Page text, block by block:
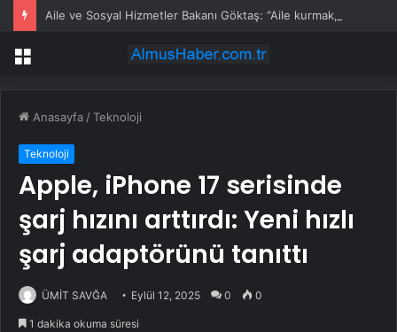
Menü
Anasayfa /Teknoloji
Teknoloji
Apple, iPhone 17 serisinde
şarj hızını arttırdı: Yeni hızlı
şarj adaptörünü tanıttı
ÜMİT SAVĞA Eylül 12, 2025 0 0
1 dakika okuma süresi